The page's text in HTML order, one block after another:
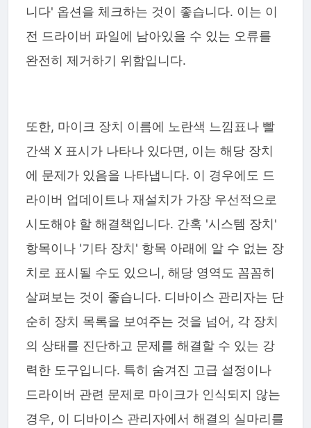
니다' 옵션을 체크하는 것이 좋습니다. 이는 이
전 드라이버 파일에 남아있을 수 있는 오류를
완전히 제거하기 위함입니다.
또한, 마이크 장치 이름에 노란색 느낌표나 빨
간색 X 표시가 나타나 있다면, 이는 해당 장치
에 문제가 있음을 나타냅니다. 이 경우에도 드
라이버 업데이트나 재설치가 가장 우선적으로
시도해야 할 해결책입니다. 간혹 '시스템 장치'
항목이나 '기타 장치' 항목 아래에 알 수 없는 장
치로 표시될 수도 있으니, 해당 영역도 꼼꼼히
살펴보는 것이 좋습니다. 디바이스 관리자는 단
순히 장치 목록을 보여주는 것을 넘어, 각 장치
의 상태를 진단하고 문제를 해결할 수 있는 강
력한 도구입니다. 특히 숨겨진 고급 설정이나
드라이버 관련 문제로 마이크가 인식되지 않는
경우, 이 디바이스 관리자에서 해결의 실마리를